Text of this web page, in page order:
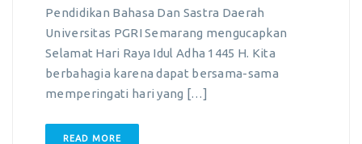
Pendidikan Bahasa Dan Sastra Daerah
Universitas PGRI Semarang mengucapkan
Selamat Hari Raya Idul Adha 1445 H. Kita
berbahagia karena dapat bersama-sama
memperingati hari yang […]
READ MORE